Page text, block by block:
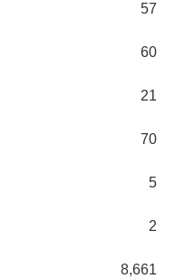
57
60
21
70
5
2
8,661